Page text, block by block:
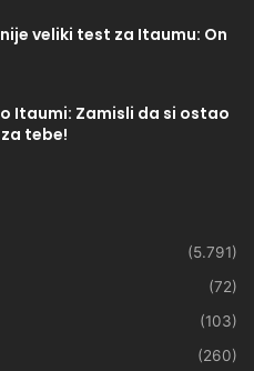
veliki test za Itaumu: On
Itaumi: Zamisli da si ostao
tebe!
(5.791)
(72)
(103)
(260)